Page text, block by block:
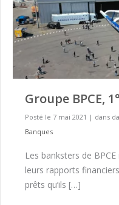
Groupe BPCE,
Posté le 7 mai 2021 | dans
Banques
Les banksters de
leurs rapports
prêts qu’ils […]